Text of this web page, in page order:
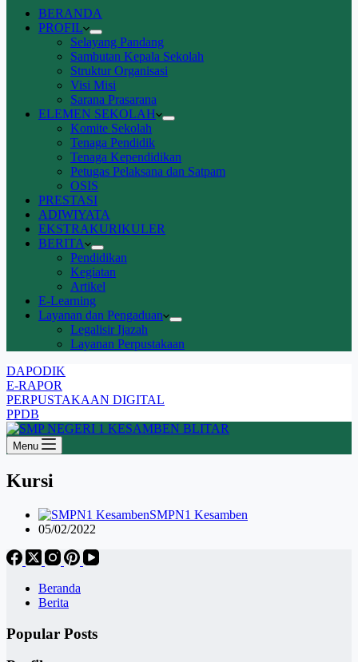
BERANDA
PROFIL
Selayang Pandang
Sambutan Kepala Sekolah
Struktur Organisasi
Visi Misi
Sarana Prasarana
ELEMEN SEKOLAH
Komite Sekolah
Tenaga Pendidik
Tenaga Kependidikan
Petugas Pelaksana dan Satpam
OSIS
PRESTASI
ADIWIYATA
EKSTRAKURIKULER
BERITA
Pendidikan
Kegiatan
Artikel
E-Learning
Layanan dan Pengaduan
Legalisir Ijazah
Layanan Perpustakaan
DAPODIK
E-RAPOR
PERPUSTAKAAN DIGITAL
PPDB
Menu
Kursi
SMPN1 Kesamben
05/02/2022
Beranda
Berita
Popular Posts